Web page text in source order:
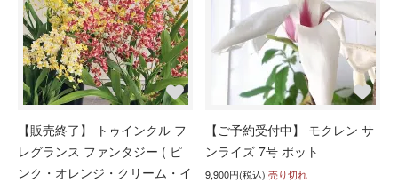
【販売終了】 トゥインクル フ
レグランス ファンタジー ( ピ
ンク・オレンジ・クリーム・イ
【ご予約受付中】 モクレン サ
ンライズ 7号 ポット
9,900円(税込) 売り切れ